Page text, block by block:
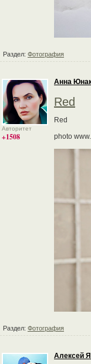
Раздел: Фотография
Авторитет
+1508
Анна
Red
Red
photo
Раздел: Фотография
Алексей